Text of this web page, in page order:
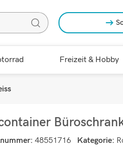
Freizeit & Hobby
48551716 Kategorie: